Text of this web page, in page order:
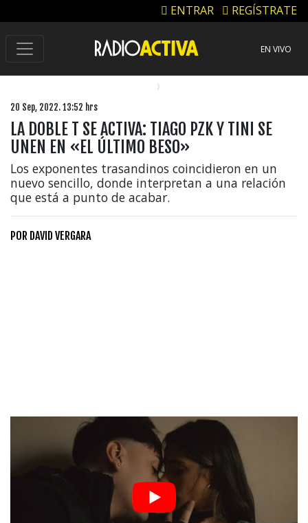
ENTRAR REGÍSTRATE
EN VIVO
20 Sep, 2022. 13:52 hrs
LA DOBLE T SE ACTIVA: TIAGO PZK Y TINI SE
UNEN EN «EL ÚLTIMO BESO»
Los exponentes trasandinos coincidieron en un
nuevo sencillo, donde interpretan a una relación
que está a punto de acabar.
POR DAVID VERGARA